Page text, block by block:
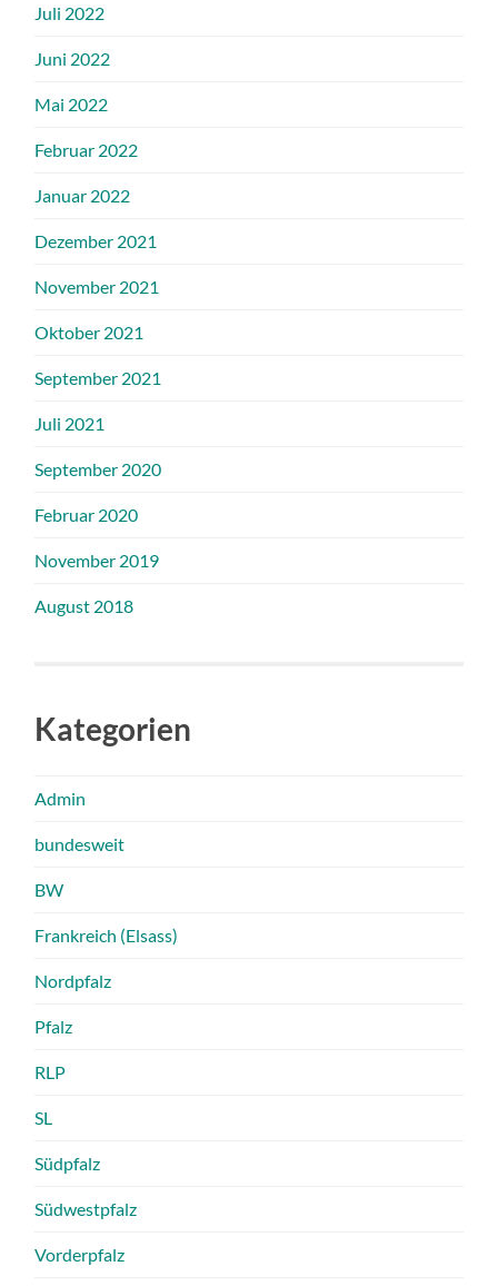
Juli 2022
Juni 2022
Mai 2022
Februar 2022
Januar 2022
Dezember 2021
November 2021
Oktober 2021
September 2021
Juli 2021
September 2020
Februar 2020
November 2019
August 2018
Kategorien
Admin
bundesweit
BW
Frankreich (Elsass)
Nordpfalz
Pfalz
RLP
SL
Südpfalz
Südwestpfalz
Vorderpfalz